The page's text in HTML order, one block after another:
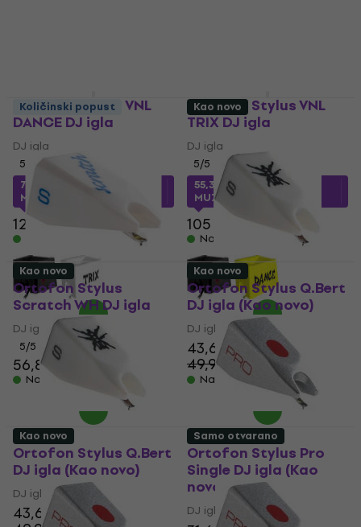
Ortofon Stylus VNL
DANCE DJ igla
DJ igla
5
70,56 €
s kodom
MUZMUZ-45
129 €
Ortofon Stylus VNL
TRIX DJ igla
DJ igla
5/5
55,37 €s kodom
MUZMUZ-45
105 €
Na skladištu
Količinski popust
Ortofon Stylus
Scratch WH DJ igla
DJ igla
5/5
56,80 €
Na skladištu
Kao novo
Ortofon Stylus Q.Bert
DJ igla (Kao novo)
DJ igla
43,60 €
49,90 €
- 13 %
Na skladištu
Kao novo
Ortofon Stylus Q.Bert
DJ igla (Kao novo)
DJ igla
43,60 €
Kao novo
Ortofon Stylus Pro
Single DJ igla (Kao
novo)
DJ igla
Kao novo Samo otvarano